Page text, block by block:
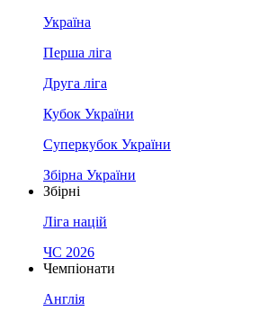
Україна
Перша ліга
Друга ліга
Кубок України
Суперкубок України
Збірна України
Збірні
Ліга націй
ЧС 2026
Чемпіонати
Англія